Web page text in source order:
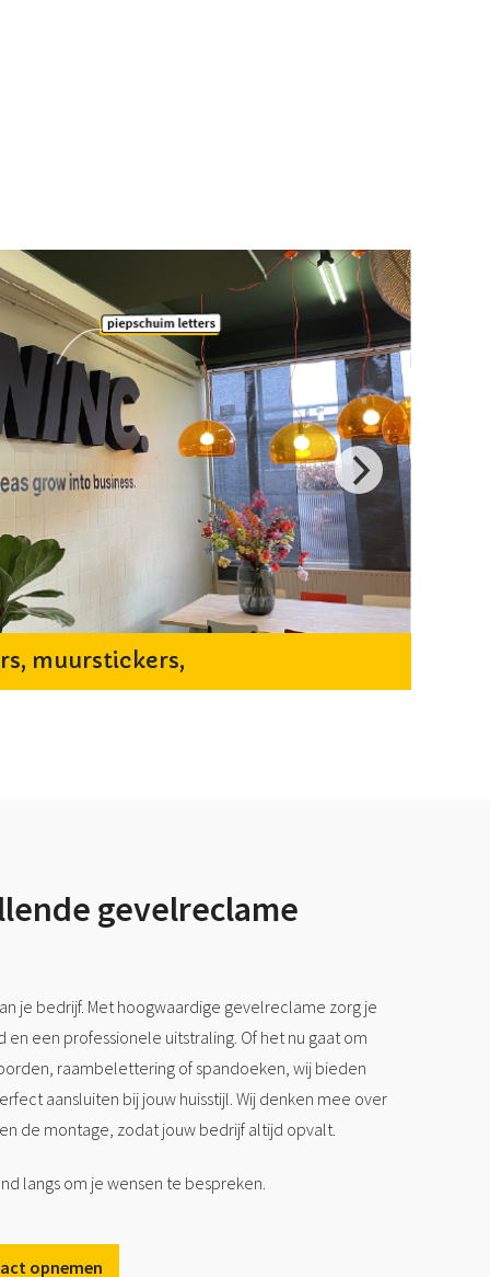
muurstickers,
gevelreclame
je bedrijf. Met hoogwaardige gevelreclame zorg je
een professionele uitstraling. Of het nu gaat om
raambelettering of spandoeken, wij bieden
aansluiten bij jouw huisstijl. Wij denken mee over
de montage, zodat jouw bedrijf altijd opvalt.
langs om je wensen te bespreken.
opnemen